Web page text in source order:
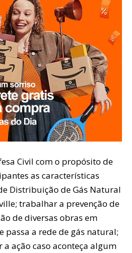
Civil com o propósito de
as características
Distribuição de Gás Natural
trabalhar a prevenção de
de diversas obras em
passa a rede de gás natural;
a ação caso aconteça algum